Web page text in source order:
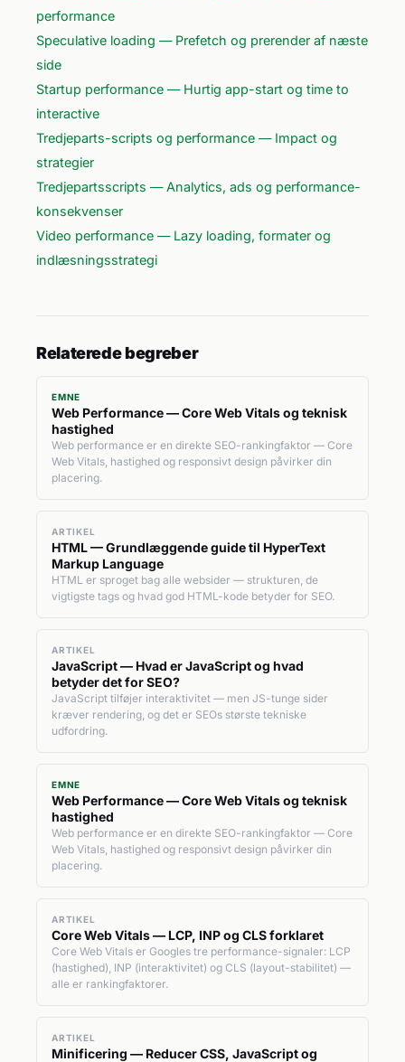
performance
Speculative loading — Prefetch og prerender af næste
side
Startup performance — Hurtig app-start og time to
interactive
Tredjeparts-scripts og performance — Impact og
strategier
Tredjepartsscripts — Analytics, ads og performance-
konsekvenser
Video performance — Lazy loading, formater og
indlæsningsstrategi
Relaterede begreber
EMNE
Web Performance — Core Web Vitals og teknisk
hastighed
Web performance er en direkte SEO-rankingfaktor — Core
Web Vitals, hastighed og responsivt design påvirker din
placering.
ARTIKEL
HTML — Grundlæggende guide til HyperText
Markup Language
HTML er sproget bag alle websider — strukturen, de
vigtigste tags og hvad god HTML-kode betyder for SEO.
ARTIKEL
JavaScript — Hvad er JavaScript og hvad
betyder det for SEO?
JavaScript tilføjer interaktivitet — men JS-tunge sider
kræver rendering, og det er SEOs største tekniske
udfordring.
EMNE
Web Performance — Core Web Vitals og teknisk
hastighed
Web performance er en direkte SEO-rankingfaktor — Core
Web Vitals, hastighed og responsivt design påvirker din
placering.
ARTIKEL
Core Web Vitals — LCP, INP og CLS forklaret
Core Web Vitals er Googles tre performance-signaler: LCP
(hastighed), INP (interaktivitet) og CLS (layout-stabilitet) —
alle er rankingfaktorer.
ARTIKEL
Minificering — Reducer CSS, JavaScript og